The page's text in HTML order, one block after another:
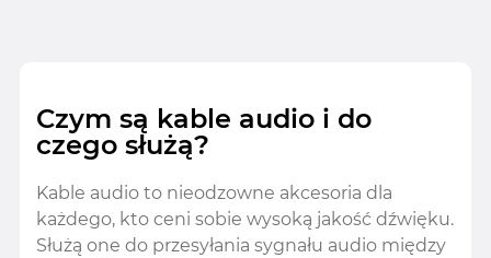
Czym są kable audio i do
czego służą?
Kable audio to nieodzowne akcesoria dla
każdego, kto ceni sobie wysoką jakość dźwięku.
Służą one do przesyłania sygnału audio między